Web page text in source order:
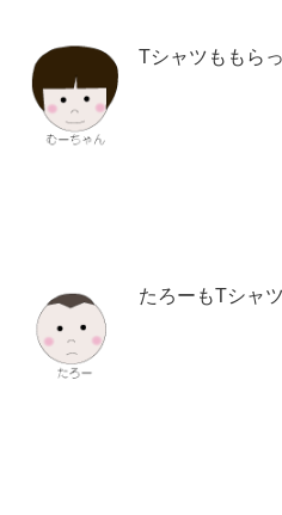
Tシャツももら
たろーもTシャ